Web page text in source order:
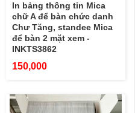
In bảng thông tin Mica
chữ A để bàn chức danh
Chư Tăng, standee Mica
để bàn 2 mặt xem -
INKTS3862
150,000